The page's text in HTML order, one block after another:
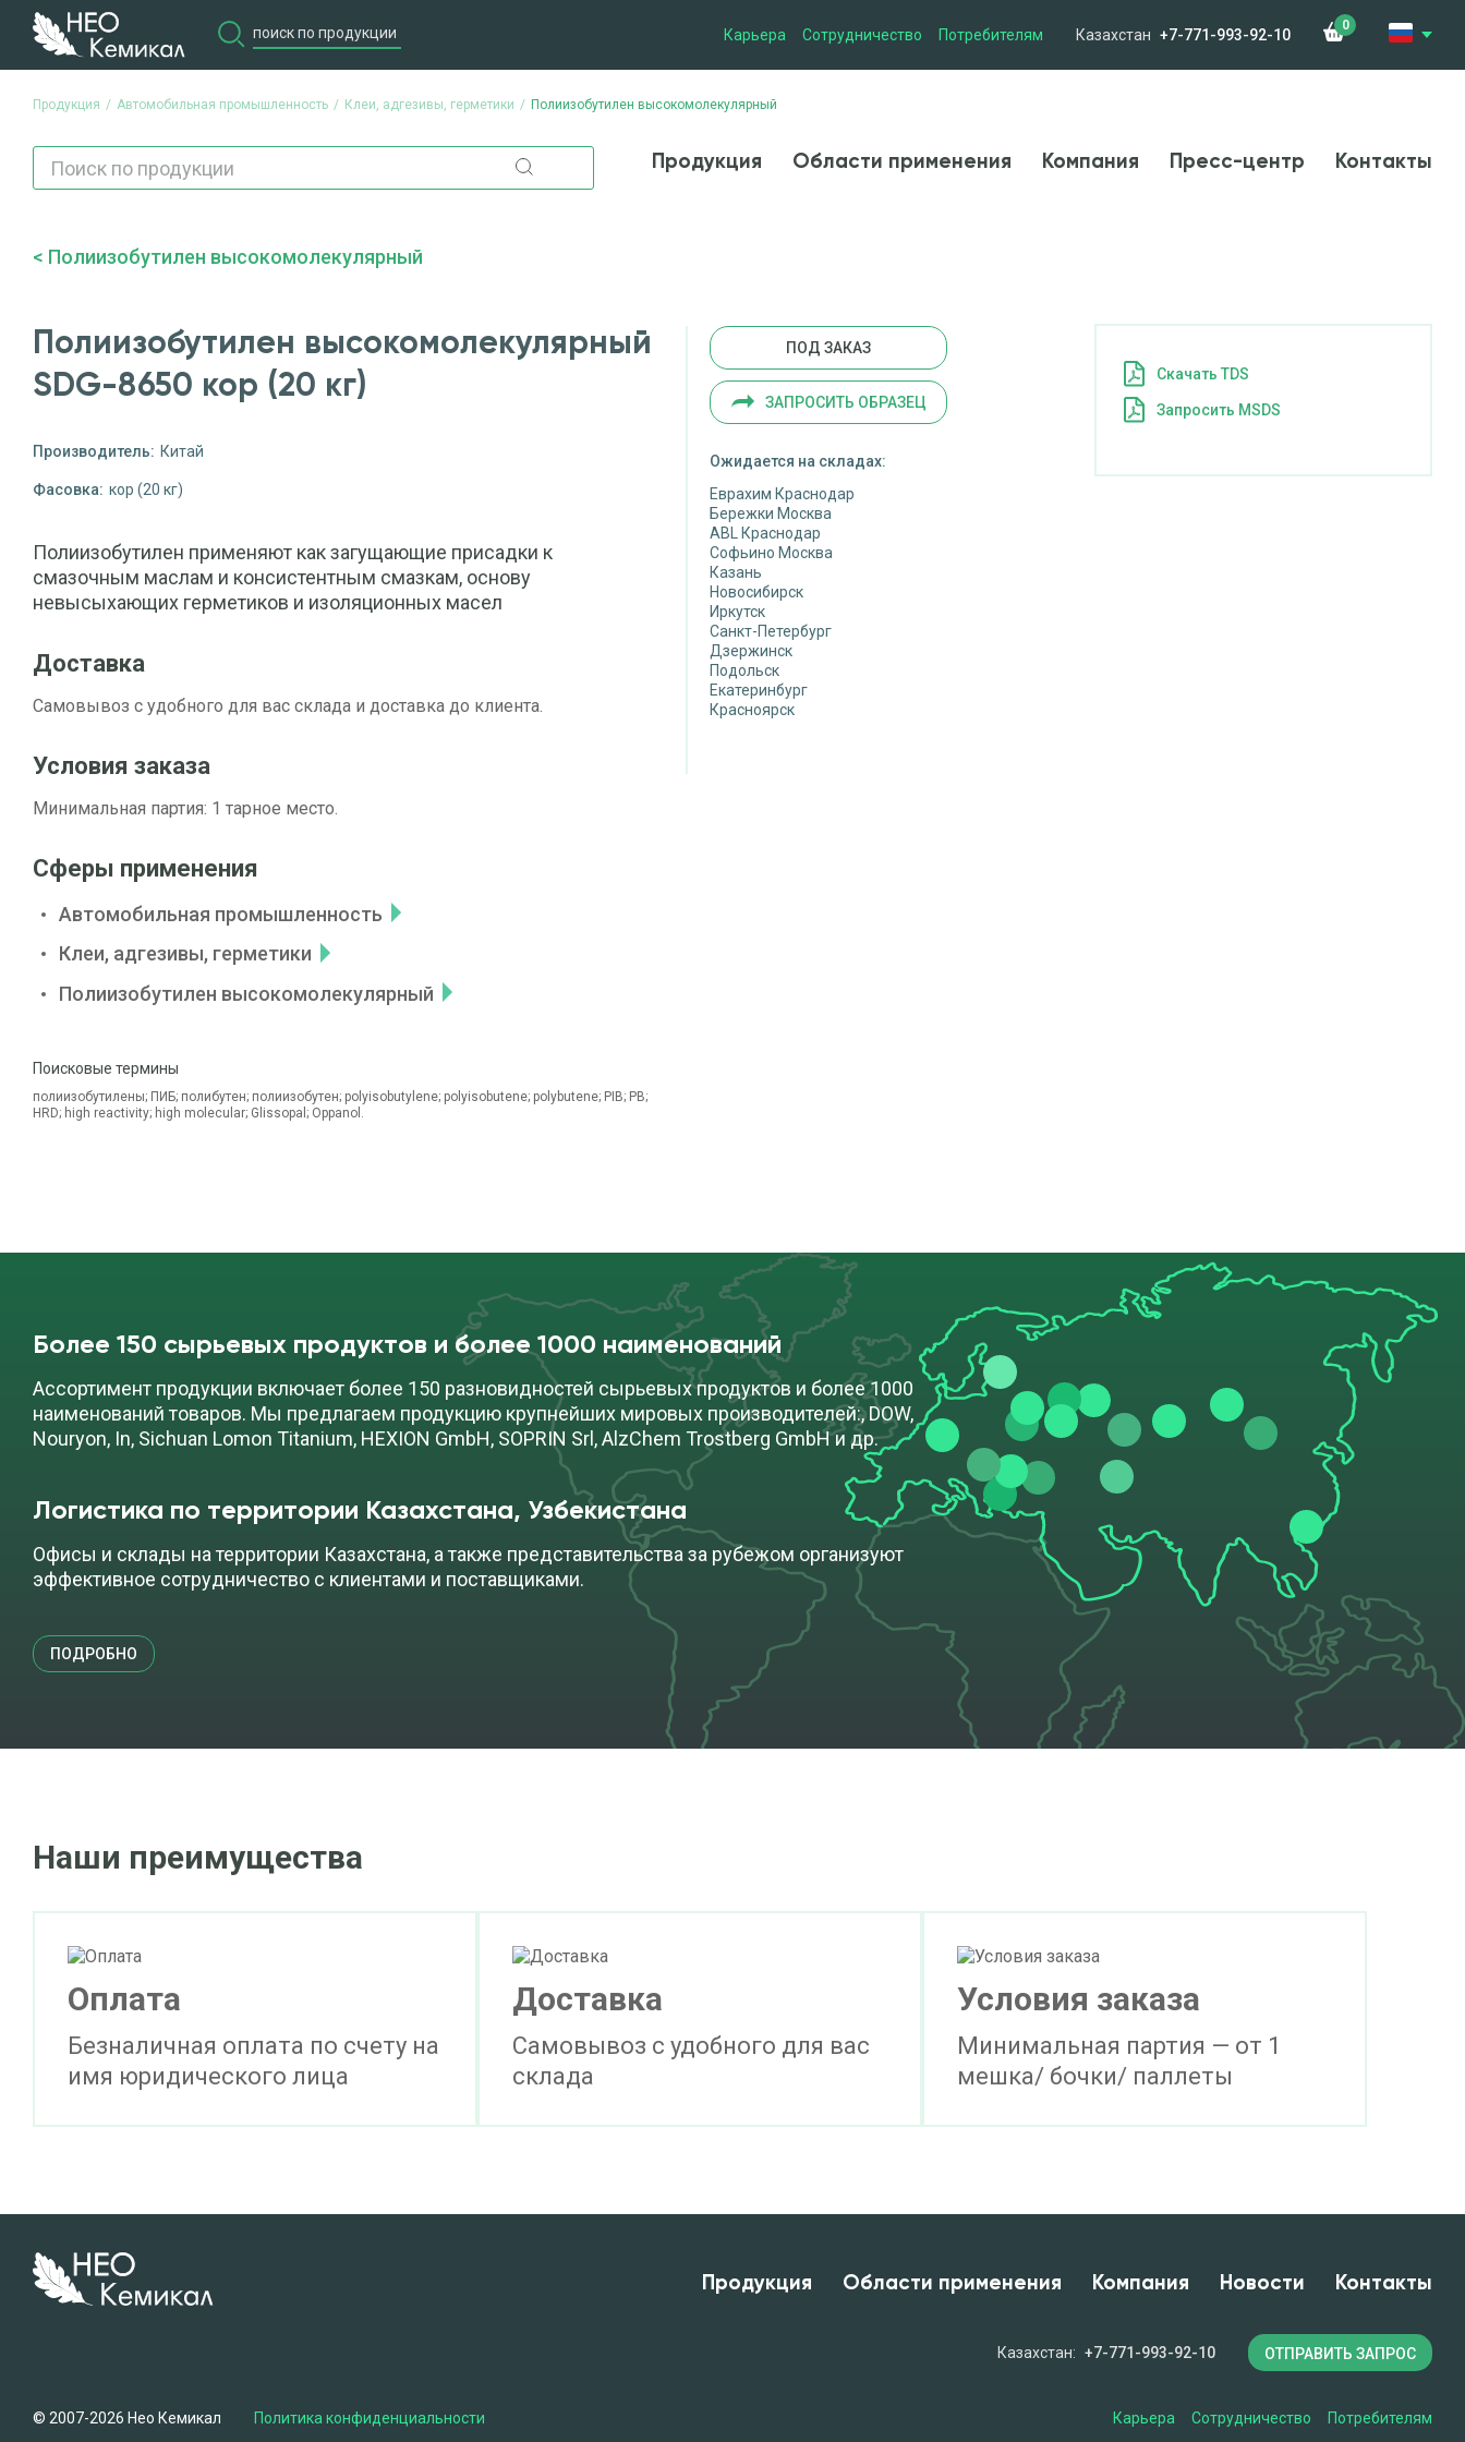
Карьера Сотрудничество Потребителям Казахстан +7-771-993-92-10
0
Продукция Автомобильная промышленность Клеи, адгезивы, герметики Полиизобутилен высокомолекулярный
Продукция Области применения Компания Пресс-центр Контакты
Полиизобутилен высокомолекулярный
Полиизобутилен высокомолекулярный
SDG-8650 кор (20 кг)
Производитель: Китай
Фасовка: кор (20 кг)
Полиизобутилен применяют как загущающие присадки к
смазочным маслам и консистентным смазкам, основу
невысыхающих герметиков и изоляционных масел
Доставка
Самовывоз с удобного для вас склада и доставка до клиента.
Условия заказа
Минимальная партия: 1 тарное место.
Сферы применения
Автомобильная промышленность
Клеи, адгезивы, герметики
Полиизобутилен высокомолекулярный
Поисковые термины
полиизобутилены; ПИБ; полибутен; полиизобутен; polyisobutylene; polyisobutene; polybutene; PIB; PB;
HRD; high reactivity; high molecular; Glissopal; Oppanol.
ПОД ЗАКАЗ
ЗАПРОСИТЬ ОБРАЗЕЦ
Ожидается на складах:
Еврахим Краснодар
Бережки Москва
ABL Краснодар
Софьино Москва
Казань
Новосибирск
Иркутск
Санкт-Петербург
Дзержинск
Подольск
Екатеринбург
Красноярск
Cкачать TDS
Запросить MSDS
Более 150 сырьевых продуктов и более 1000 наименований
Ассортимент продукции включает более 150 разновидностей сырьевых продуктов и более 1000
наименований товаров. Мы предлагаем продукцию крупнейших мировых производителей:, DOW,
Nouryon, In, Sichuan Lomon Titanium, HEXION GmbH, SOPRIN Srl, AlzChem Trostberg GmbH и др.
Логистика по территории Казахстана, Узбекистана
Офисы и склады на территории Казахстана, а также представительства за рубежом организуют
эффективное сотрудничество с клиентами и поставщиками.
ПОДРОБНО
Наши преимущества
Оплата
Безналичная оплата по счету на
имя юридического лица
Доставка
Самовывоз с удобного для вас
склада
Условия заказа
Минимальная партия — от 1
мешка/ бочки/ паллеты
Продукция Области применения Компания Новости Контакты
Казахстан: +7-771-993-92-10 ОТПРАВИТЬ ЗАПРОС
© 2007-2026 Нео Кемикал Политика конфиденциальности Карьера Сотрудничество Потребителям